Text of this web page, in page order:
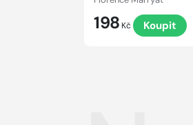
198 Kč Koupit